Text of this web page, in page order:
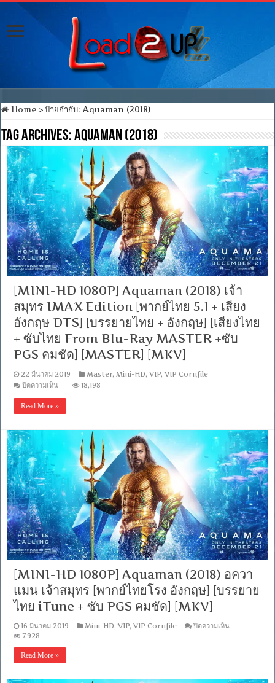
Home > ป้ายกำกับ:Aquaman (2018)
Tag Archives:Aquaman (2018)
[MINI-HD 1080P] Aquaman (2018) เจ้า
สมุทร IMAX Edition [พากย์ไทย 5.1 + เสียง
อังกฤษ DTS] [บรรยายไทย + อังกฤษ] [เสียงไทย
+ ซับไทย From Blu-Ray MASTER +ซับ
PGS คมชัด] [MASTER] [MKV]
22 มีนาคม 2019 Master, Mini-HD,VIP,VIP Cornfile
ปิดความเห็น
1080P]
(2018)
สมุทร
IMAX
Edition
[พากย์
ไทย
5.1
+
เสียง
อังกฤษ
DTS]
[บรรยาย
ไทย
+
อังกฤษ]
[เสียง
+
ไทย
Blu-
Ray
18,198
Read More »
[MINI-HD 1080P] Aquaman (2018) อควา
แมน เจ้าสมุทร [พากย์ไทยโรง อังกฤษ] [บรรยาย
ไทย iTune + ซับ PGS คมชัด] [MKV]
16 มีนาคม 2019 Mini-HD,VIP,VIP Cornfile ปิดความเห็น
อค
7,928
Read More »